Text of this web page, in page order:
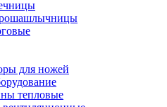
для ножей
тепловые